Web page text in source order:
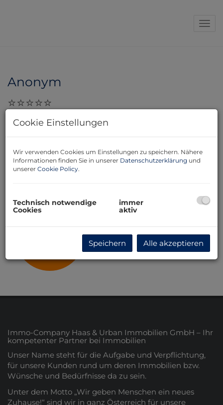
Anonym
28.11.2023, 17:34
Makler haben wir in der dieser Zeit kennengelernt und
viele Häuser besichtigt.
Immo-Company Haas & Urban Immobilien GmbH – Ihr
kompetenter Partner bei Immobilien
Unser Name steht für die Aufgabe und Verpflichtung,
für unsere Kunden rund um deren Immobilien bzw.
Wünsche und Bedürfnisse da zu sein.
Unter dem Motto „Wir geben Menschen ein neues
Zuhause!“ sind wir in ganz Österreich für unsere
Cookie Einstellungen
Wir verwenden Cookies um Einstellungen zu speichern. Nähere
Informationen finden Sie in unserer Datenschutzerklärung und
unserer Cookie Policy.
Technisch notwendige
Cookies
immer
aktiv
Speichern Alle akzeptieren